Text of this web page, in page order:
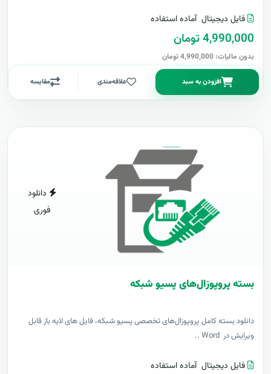
فایل دیجیتال آماده استفاده
4,990,000 تومان
بدون مالیات: 4,990,000 تومان
افزودن به سبد علاقه‌مندی مقایسه
دانلود
فوری
بسته پروپوزال‌های پسیو شبکه
دانلود بسته کامل پروپوزال‌های تخصصی پسیو شبکه، فایل های لایه باز قابل
ویرایش در Word ..
فایل دیجیتال آماده استفاده